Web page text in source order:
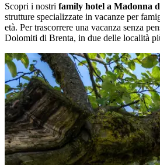
Scopri i nostri family hotel a Madonna
strutture specializzate in vacanze per
età. Per trascorrere una vacanza senza
Dolomiti di Brenta, in due delle località